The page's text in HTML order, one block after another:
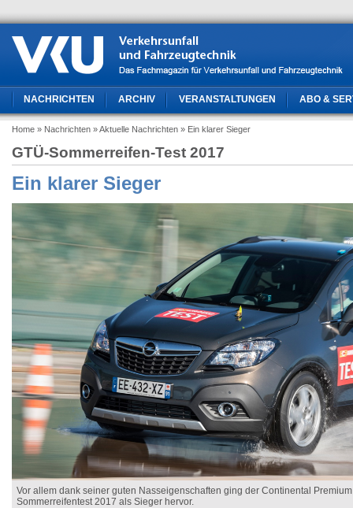
NACHRICHTEN ARCHIV VERANSTALTUNGEN ABO &
Home » Nachrichten » Aktuelle Nachrichten » Ein klarer Sieger
GTÜ-Sommerreifen-Test 2017
Ein klarer Sieger
Vor allem dank seiner guten Nasseigenschaften ging der Continental
Sommerreifentest 2017 als Sieger hervor.